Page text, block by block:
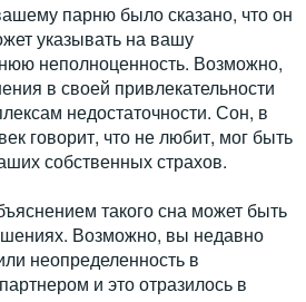
парню было сказано, что он
указывать на вашу
неполноценность. Возможно,
в своей привлекательности
недостаточности. Сон, в
говорит, что не любит, мог быть
собственных страхов.
такого сна может быть
Возможно, вы недавно
неопределенность в
и это отразилось в